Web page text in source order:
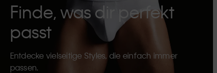
Finde, was dir perfekt
passt
Entdecke vielseitige Styles, die einfach immer
passen.